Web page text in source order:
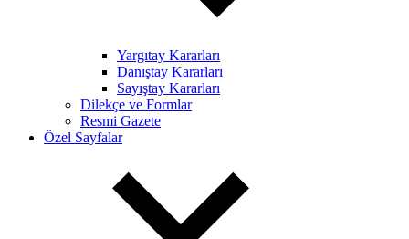
Yargıtay Kararları
Danıştay Kararları
Sayıştay Kararları
Dilekçe ve Formlar
Resmi Gazete
Özel Sayfalar